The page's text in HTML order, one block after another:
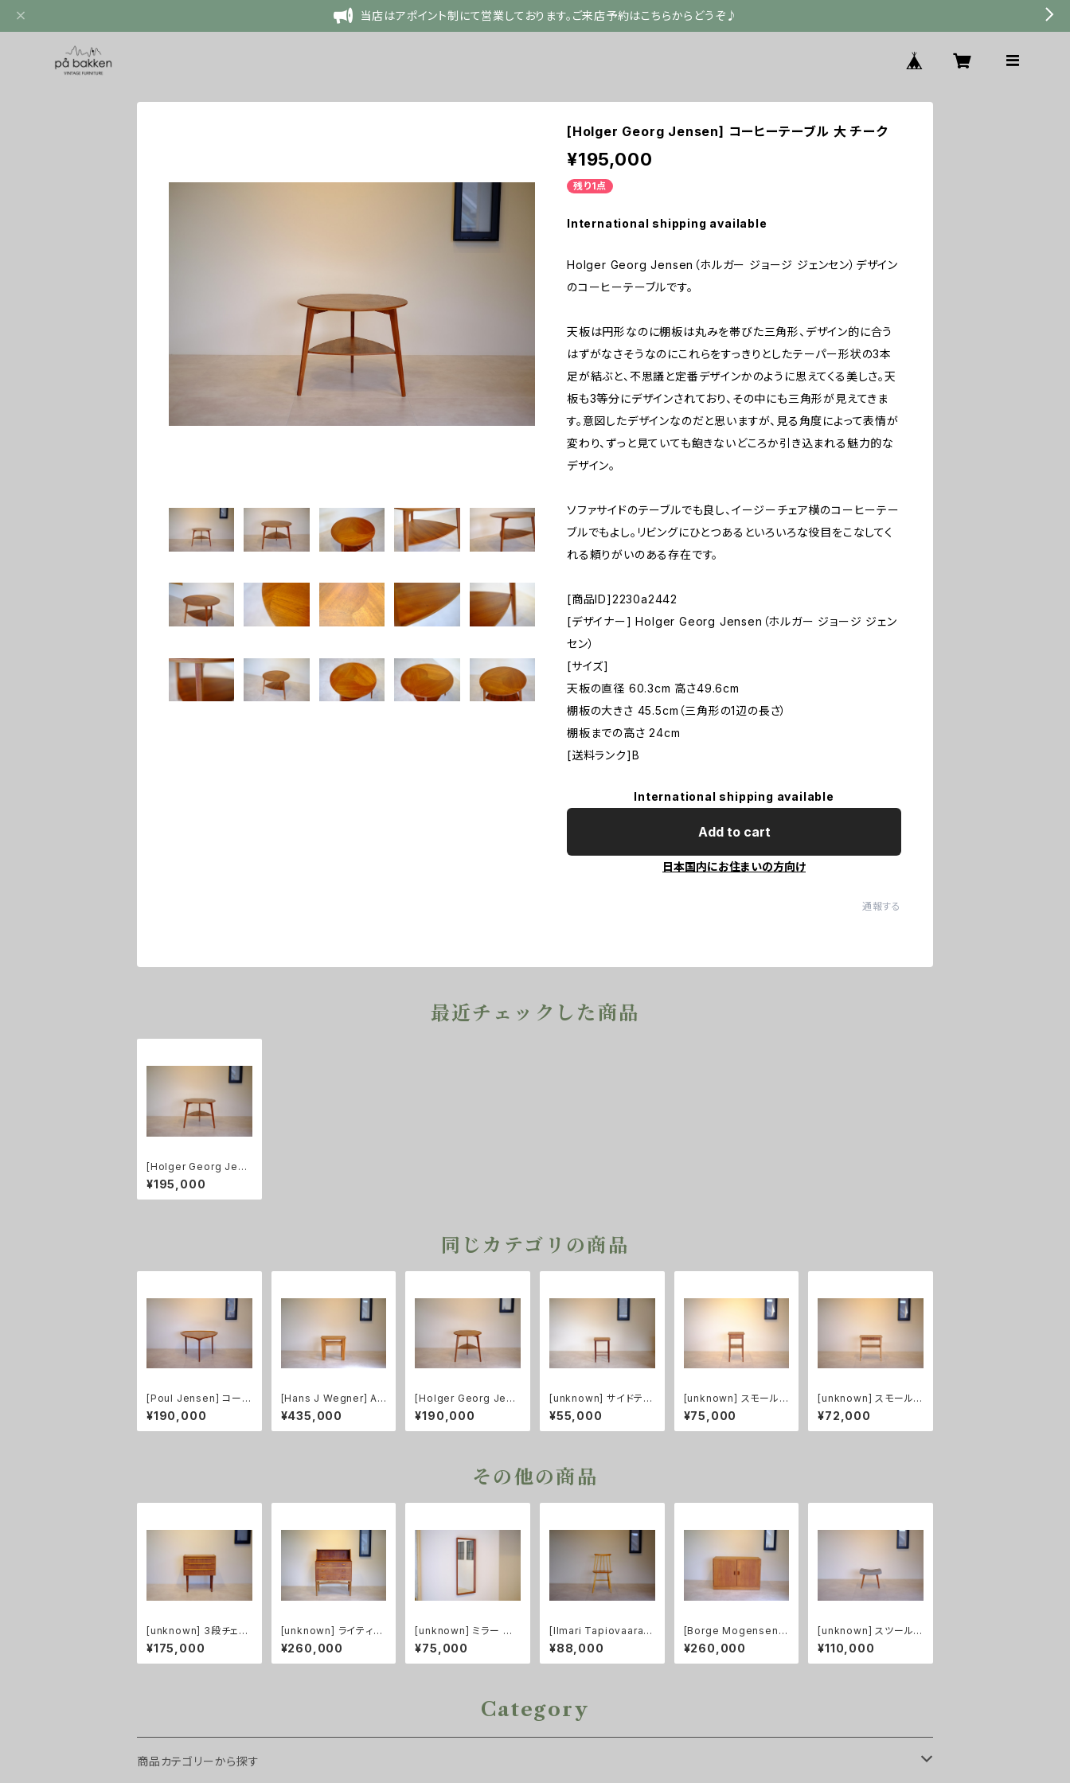
当店はアポイント制にて営業しております。ご来店予約はこちらからどうぞ♪
[Holger Georg Jensen] コーヒーテーブル 大 チーク
¥195,000
残り1点
International shipping available
Holger Georg Jensen（ホルガー ジョージ ジェンセン）デザイン
のコーヒーテーブルです。
天板は円形なのに棚板は丸みを帯びた三角形、デザイン的に合う
はずがなさそうなのにこれらをすっきりとしたテーパー形状の3本
足が結ぶと、不思議と定番デザインかのように思えてくる美しさ。天
板も3等分にデザインされており、その中にも三角形が見えてきま
す。意図したデザインなのだと思いますが、見る角度によって表情が
変わり、ずっと見ていても飽きないどころか引き込まれる魅力的な
デザイン。
ソファサイドのテーブルでも良し、イージーチェア横のコーヒーテー
ブルでもよし。リビングにひとつあるといろいろな役目をこなしてく
れる頼りがいのある存在です。
[商品ID]2230a2442
[デザイナー] Holger Georg Jensen（ホルガー ジョージ ジェン
セン）
[サイズ]
天板の直径 60.3cm 高さ49.6cm
棚板の大きさ 45.5cm（三角形の1辺の長さ）
棚板までの高さ 24cm
[送料ランク]B
International shipping available
Add to cart
日本国内にお住まいの方向け
通報する
最近チェックした商品
[Holger Georg Jens
en] コーヒーテーブル
大 チーク
¥195,000
同じカテゴリの商品
[Poul Jensen] コーヒ
ーテーブル チーク
¥190,000
[Hans J Wegner] AT
40 ネストテーブル オー
ク 無垢
¥435,000
[Holger Georg Jens
en] コーヒーテーブル
小 チーク
¥190,000
[unknown] サイドテー
ブル チーク
¥55,000
[unknown] スモールチ
ェスト チーク
¥75,000
[unknown] スモールチ
ェスト チーク/ビーチ
¥72,000
その他の商品
[unknown] 3段チェス
ト チーク
¥175,000
[unknown] ライティン
グビューロー チーク
¥260,000
[unknown] ミラー チ
ーク
¥75,000
[Ilmari Tapiovaara]
ファネットチェア 6S ナ
チュラル
¥88,000
[Borge Mogensen]
キャビネット チーク&オ
ーク
¥260,000
[unknown] スツール
チーク（張替え済み）
¥110,000
Category
商品カテゴリーから探す